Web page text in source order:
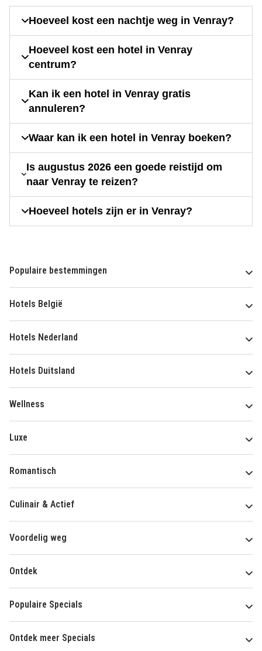
Hoeveel kost een nachtje weg in Venray?
Hoeveel kost een hotel in Venray
centrum?
Kan ik een hotel in Venray gratis
annuleren?
Waar kan ik een hotel in Venray boeken?
Is augustus 2026 een goede reistijd om
naar Venray te reizen?
Hoeveel hotels zijn er in Venray?
Populaire bestemmingen
Hotels België
Hotels Nederland
Hotels Duitsland
Wellness
Luxe
Romantisch
Culinair & Actief
Voordelig weg
Ontdek
Populaire Specials
Ontdek meer Specials